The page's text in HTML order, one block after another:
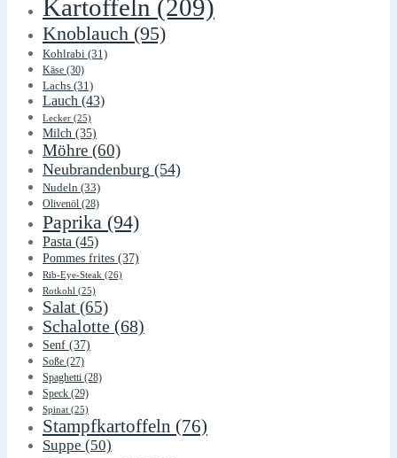
Kartoffeln (209)
Knoblauch (95)
Kohlrabi (31)
Käse (30)
Lachs (31)
Lauch (43)
Lecker (25)
Milch (35)
Möhre (60)
Neubrandenburg (54)
Nudeln (33)
Olivenöl (28)
Paprika (94)
Pasta (45)
Pommes frites (37)
Rib-Eye-Steak (26)
Rotkohl (25)
Salat (65)
Schalotte (68)
Senf (37)
Soße (27)
Spaghetti (28)
Speck (29)
Spinat (25)
Stampfkartoffeln (76)
Suppe (50)